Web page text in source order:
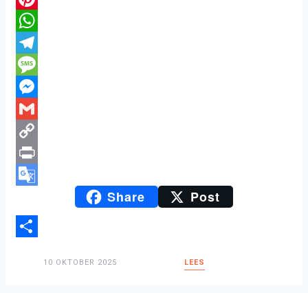
GoogleShare Post
10 OKTOBER 2025 LEES